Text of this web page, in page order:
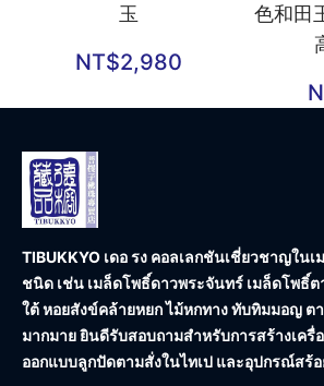
玉
NT$2,980
色和田
TIBUKKYO เดอ รง คอลเลกชันเชี่ยวชาญในเ
ชนิด เช่น เมล็ดโพธิ์ดาวพระจันทร์ เมล็ดโพธิ์
ใต้ หอยสังข์คล้ายหยก ไม้หกทาง ทับทิมมอญ ต
มากมาย ยินดีรับสอบถามสำหรับการสร้างเครื่
ออกแบบลูกปัดตามสั่งในไทเป และอุปกรณ์สร้